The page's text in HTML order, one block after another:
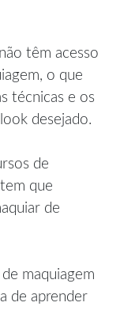
têm acesso
o que
técnicas e os
desejado.
de
que
de
maquiagem
de aprender